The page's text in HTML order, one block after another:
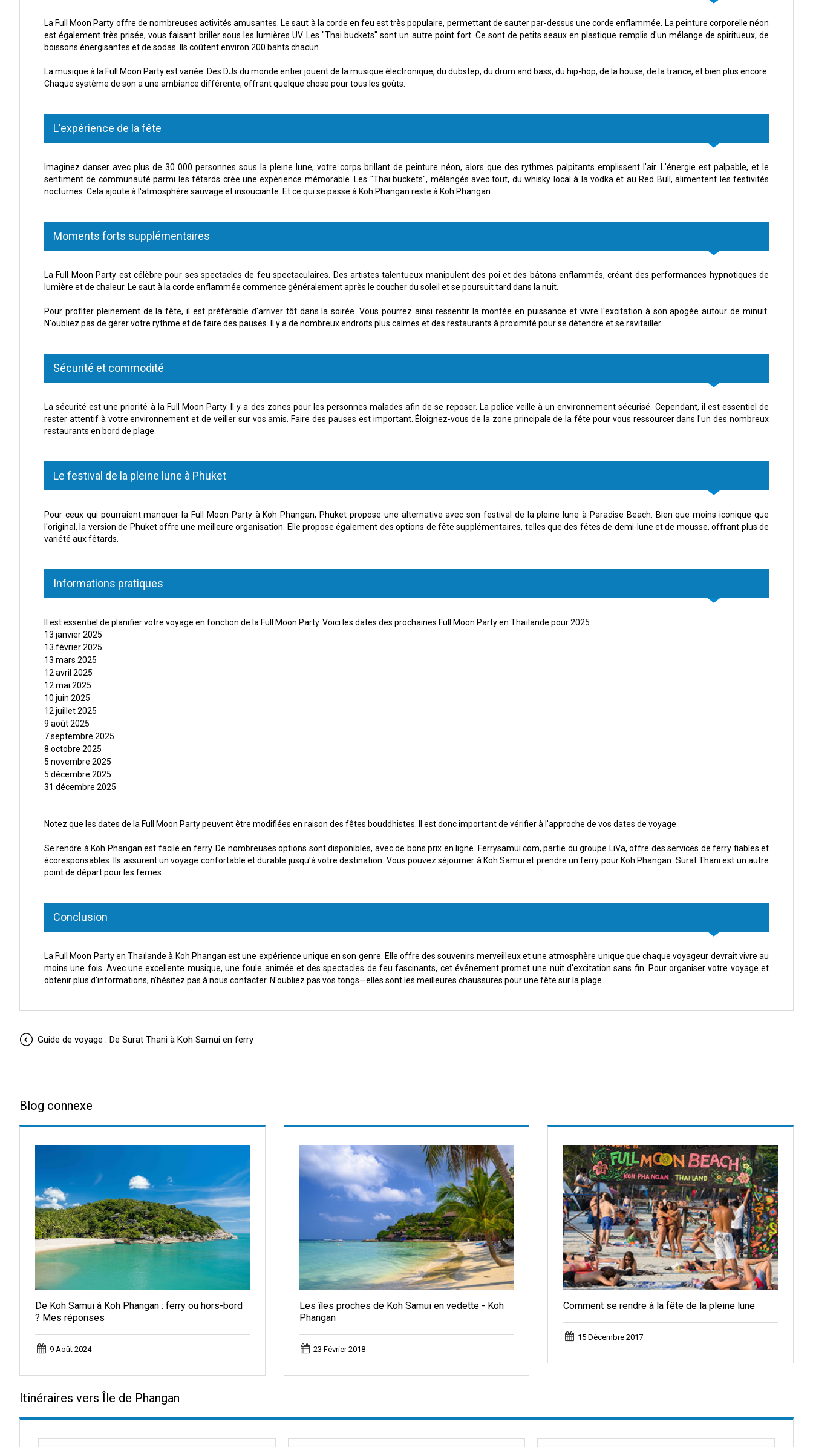
La Full Moon Party offre de nombreuses activités amusantes. Le saut à la corde en feu est très populaire, permettant de sauter par-dessus une corde enflammée. La peinture corporelle néon
est également très prisée, vous faisant briller sous les lumières UV. Les "Thai buckets" sont un autre point fort. Ce sont de petits seaux en plastique remplis d'un mélange de spiritueux, de
boissons énergisantes et de sodas. Ils coûtent environ 200 bahts chacun.
La musique à la Full Moon Party est variée. Des DJs du monde entier jouent de la musique électronique, du dubstep, du drum and bass, du hip-hop, de la house, de la trance, et bien plus encore.
Chaque système de son a une ambiance différente, offrant quelque chose pour tous les goûts.
L'expérience de la fête
Imaginez danser avec plus de 30 000 personnes sous la pleine lune, votre corps brillant de peinture néon, alors que des rythmes palpitants emplissent l'air. L'énergie est palpable, et le
sentiment de communauté parmi les fêtards crée une expérience mémorable. Les "Thai buckets", mélangés avec tout, du whisky local à la vodka et au Red Bull, alimentent les festivités
nocturnes. Cela ajoute à l'atmosphère sauvage et insouciante. Et ce qui se passe à Koh Phangan reste à Koh Phangan.
Moments forts supplémentaires
La Full Moon Party est célèbre pour ses spectacles de feu spectaculaires. Des artistes talentueux manipulent des poi et des bâtons enflammés, créant des performances hypnotiques de
lumière et de chaleur. Le saut à la corde enflammée commence généralement après le coucher du soleil et se poursuit tard dans la nuit.
Pour profiter pleinement de la fête, il est préférable d'arriver tôt dans la soirée. Vous pourrez ainsi ressentir la montée en puissance et vivre l'excitation à son apogée autour de minuit.
N'oubliez pas de gérer votre rythme et de faire des pauses. Il y a de nombreux endroits plus calmes et des restaurants à proximité pour se détendre et se ravitailler.
Sécurité et commodité
La sécurité est une priorité à la Full Moon Party. Il y a des zones pour les personnes malades afin de se reposer. La police veille à un environnement sécurisé. Cependant, il est essentiel de
rester attentif à votre environnement et de veiller sur vos amis. Faire des pauses est important. Éloignez-vous de la zone principale de la fête pour vous ressourcer dans l'un des nombreux
restaurants en bord de plage.
Le festival de la pleine lune à Phuket
Pour ceux qui pourraient manquer la Full Moon Party à Koh Phangan, Phuket propose une alternative avec son festival de la pleine lune à Paradise Beach. Bien que moins iconique que
l'original, la version de Phuket offre une meilleure organisation. Elle propose également des options de fête supplémentaires, telles que des fêtes de demi-lune et de mousse, offrant plus de
variété aux fêtards.
Informations pratiques
Il est essentiel de planifier votre voyage en fonction de la Full Moon Party. Voici les dates des prochaines Full Moon Party en Thaïlande pour 2025 :
13 janvier 2025
13 février 2025
13 mars 2025
12 avril 2025
12 mai 2025
10 juin 2025
12 juillet 2025
9 août 2025
7 septembre 2025
8 octobre 2025
5 novembre 2025
5 décembre 2025
31 décembre 2025
Notez que les dates de la Full Moon Party peuvent être modifiées en raison des fêtes bouddhistes. Il est donc important de vérifier à l'approche de vos dates de voyage.
Se rendre à Koh Phangan est facile en ferry. De nombreuses options sont disponibles, avec de bons prix en ligne. Ferrysamui.com, partie du groupe LiVa, offre des services de ferry fiables et
écoresponsables. Ils assurent un voyage confortable et durable jusqu'à votre destination. Vous pouvez séjourner à Koh Samui et prendre un ferry pour Koh Phangan. Surat Thani est un autre
point de départ pour les ferries.
Conclusion
La Full Moon Party en Thaïlande à Koh Phangan est une expérience unique en son genre. Elle offre des souvenirs merveilleux et une atmosphère unique que chaque voyageur devrait vivre au
moins une fois. Avec une excellente musique, une foule animée et des spectacles de feu fascinants, cet événement promet une nuit d'excitation sans fin. Pour organiser votre voyage et
obtenir plus d'informations, n'hésitez pas à nous contacter. N'oubliez pas vos tongs—elles sont les meilleures chaussures pour une fête sur la plage.
Guide de voyage : De Surat Thani à Koh Samui en ferry
Blog connexe
De Koh Samui à Koh Phangan : ferry ou hors-bord
? Mes réponses
9 Août 2024
Les îles proches de Koh Samui en vedette - Koh
Phangan
23 Février 2018
Comment se rendre à la fête de la pleine lune
15 Décembre 2017
Itinéraires vers Île de Phangan